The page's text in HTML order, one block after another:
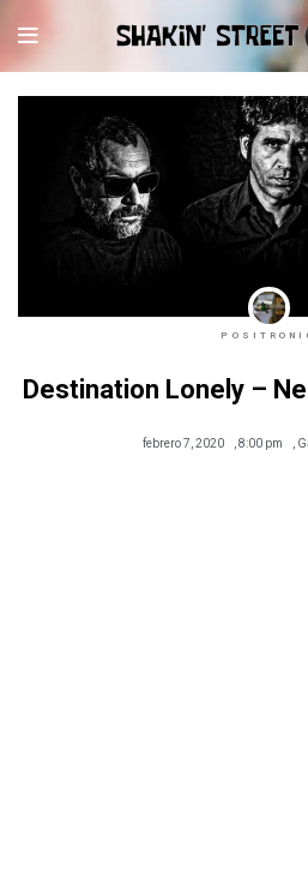
Destination Lonely –
febrero 7, 2020 8:00 pm